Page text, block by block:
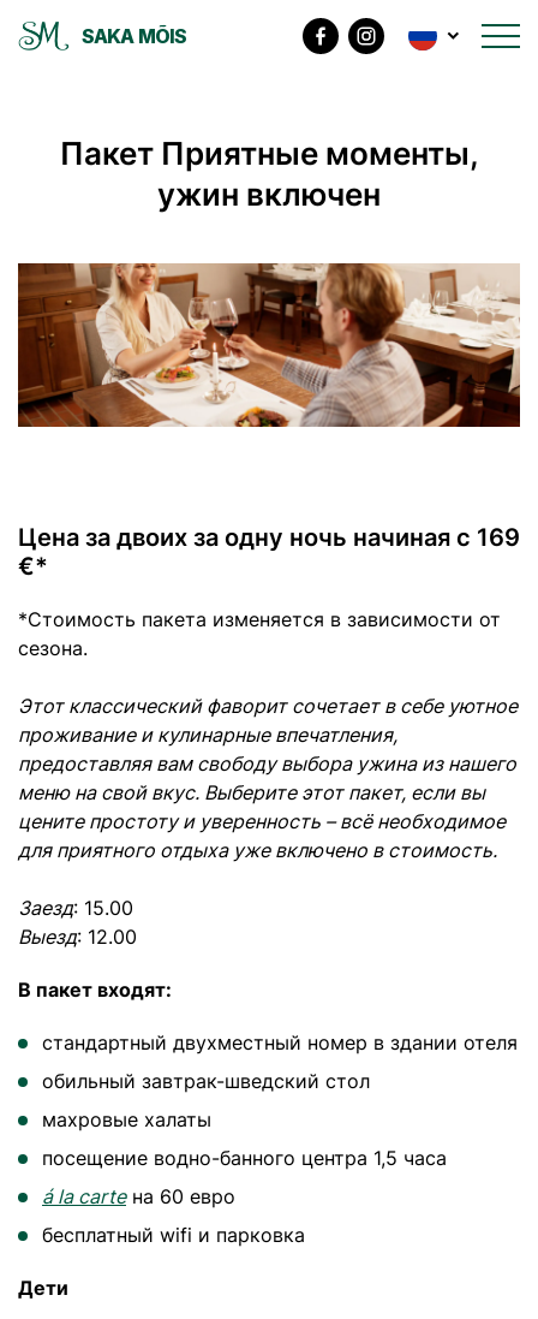
SAKA MÕIS
Пакет Приятные моменты,
ужин включен
Цена за двоих за одну ночь начиная c 169
€*
*Стоимость пакета изменяется в зависимости от
сезона.
Этот классический фаворит сочетает в себе уютное
проживание и кулинарные впечатления,
предоставляя вам свободу выбора ужина из нашего
меню на свой вкус. Выберите этот пакет, если вы
цените простоту и уверенность – всё необходимое
для приятного отдыха уже включено в стоимость.
Заезд: 15.00
Выезд: 12.00
В пакет входят:
стандартный двухместный номер в здании отеля
обильный завтрак-шведский стол
махровые халаты
посещение водно-банного центра 1,5 часа
á la carteна 60 евро
бесплатный wifi и парковка
Дети